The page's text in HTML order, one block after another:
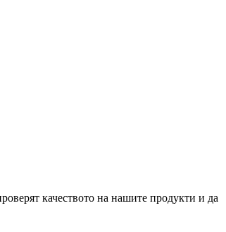
качеството на нашите продукти и да